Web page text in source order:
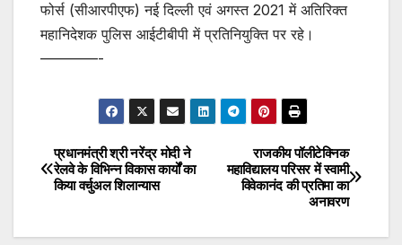
फोर्स (सीआरपीएफ) नई दिल्ली एवं अगस्त 2021 में अतिरिक्त
महानिदेशक पुलिस आईटीबीपी में प्रतिनियुक्ति पर रहे।
————-
Post
navigation
राजकीय पॉलीटेक्निक
महाविद्यालय परिसर में स्वामी
विवेकानंद की प्रतिमा का
अनावरण
प्रधानमंत्री श्री नरेंद्र मोदी ने
रेलवे के विभिन्न विकास कार्यों का
किया वर्चुअल शिलान्यास